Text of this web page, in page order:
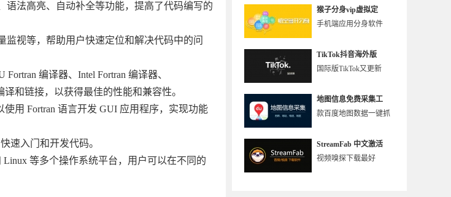
猴子分身vip虚拟定
手机端应用分身软件
TikTok抖音海外版
国际版TikTok又更新
地图信息免费采集工
款百度地图数据一键抓
StreamFab 中文激活
视频嗅探下载最好
语法高亮、自动补全等功能，提高了代码编写的
视等，帮助用户快速定位和解决代码中的问
编译器、Intel Fortran 编译器、
和链接，以获得最佳的性能和兼容性。
用 Fortran 语言开发 GUI 应用程序，实现功能
速入门和开发代码。
Linux 等多个操作系统平台，用户可以在不同的